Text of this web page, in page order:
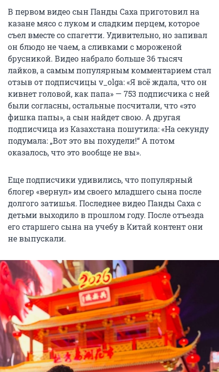
В первом видео сын Панды Саха приготовил на
казане мясо с луком и сладким перцем, которое
съел вместе со спагетти. Удивительно, но запивал
он блюдо не чаем, а сливками с мороженой
брусникой. Видео набрало больше 36 тысяч
лайков, а самым популярным комментарием стал
отзыв от подписчицы v_olga: «Я всё ждала, что он
кивнет головой, как папа» — 753 подписчика с ней
были согласны, остальные посчитали, что «это
фишка папы», а сын найдет свою. А другая
подписчица из Казахстана пошутила: «На секунду
подумала: „Вот это вы похудели!“ А потом
оказалось, что это вообще не вы».
Еще подписчики удивились, что популярный
блогер «вернул» им своего младшего сына после
долгого затишья. Последнее видео Панды Саха с
детьми выходило в прошлом году. После отъезда
его старшего сына на учебу в Китай контент они
не выпускали.